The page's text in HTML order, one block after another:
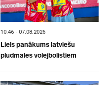
10:46 - 07.08.2026
Liels panākums latviešu
pludmales volejbolistiem